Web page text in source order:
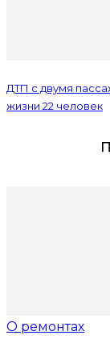
ДТП с двумя
жизни 22 человек
О ремонтах